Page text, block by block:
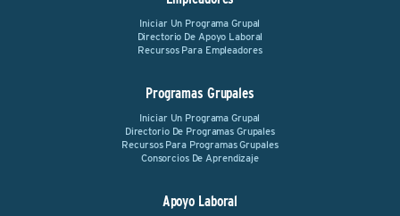
Iniciar Un Programa Grupal
Directorio De Apoyo Laboral
Recursos Para Empleadores
Programas Grupales
Iniciar Un Programa Grupal
Directorio De Programas Grupales
Recursos Para Programas Grupales
Consorcios De Aprendizaje
Apoyo Laboral